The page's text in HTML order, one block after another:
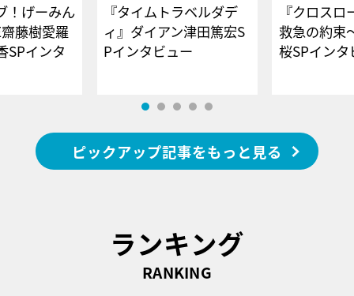
！げーみん
藤樹愛羅
SPインタ
『タイムトラベルダデ
ィ』ダイアン津田篤宏S
Pインタビュー
『クロス
救急の約束
桜SPイ
ピックアップ記事をもっと見る
ランキング
RANKING